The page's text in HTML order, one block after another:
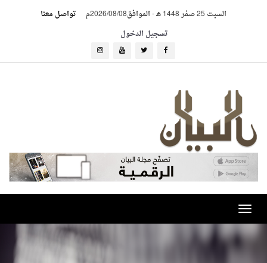
السبت 25 صفر 1448 هـ -الموافق2026/08/08م
تواصل معنا
تسجيل الدخول
Toggle
navigation